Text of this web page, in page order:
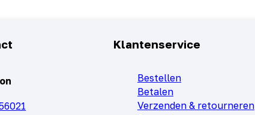
Klantenservice
Bestellen
Betalen
Verzenden & retourneren